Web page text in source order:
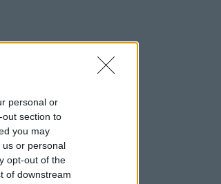
personal or
section to
you may
or personal
opt-out of the
of downstream